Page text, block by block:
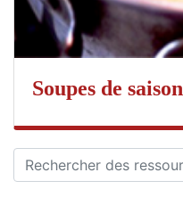
Soupes de saison